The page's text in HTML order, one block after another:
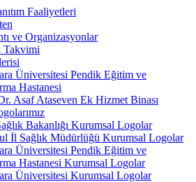
Faaliyetleri
ve Organizasyonlar
Takvimi
Üniversitesi Pendik Eğitim ve
Hastanesi
Asaf Ataseven Ek Hizmet Binası
Bakanlığı Kurumsal Logolar
İl Sağlık Müdürlüğü Kurumsal Logolar
Üniversitesi Pendik Eğitim ve
Hastanesi Kurumsal Logolar
Üniversitesi Kurumsal Logolar